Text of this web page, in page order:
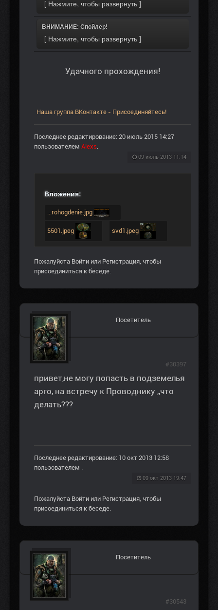
ВНИМАНИЕ: Спойлер!
Удачного прохождения!
Наша группа ВКонтакте - Присоединяйтесь!
Последнее редактирование: 20 июль 2015 14:27
пользователем Alexs.
09 июль 2013 11:14
Вложения:
...rohogdenie.jpg
5501.jpeg svd1.jpeg
Пожалуйста Войти или Регистрация, чтобы
присоединиться к беседе.
Посетитель
привет,не могу попасть в подземелья
арго, на встречу к Проводнику ,,что
делать???
Последнее редактирование: 10 окт 2013 12:58
пользователем .
09 окт 2013 19:47
#30397
Пожалуйста Войти или Регистрация, чтобы
присоединиться к беседе.
Посетитель
#30543